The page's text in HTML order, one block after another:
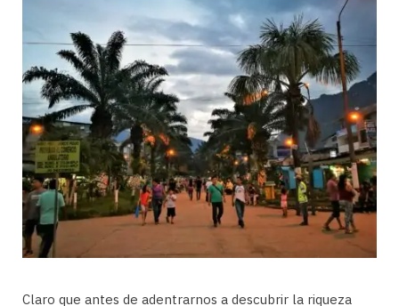
Claro que antes de adentrarnos a descubrir la riqueza